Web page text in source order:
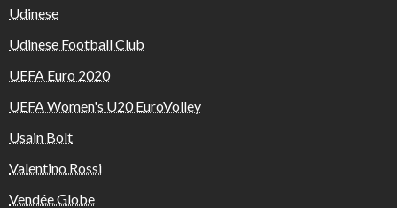
Udinese
Udinese Football Club
UEFA Euro 2020
UEFA Women's U20 EuroVolley
Usain Bolt
Valentino Rossi
Vendée Globe